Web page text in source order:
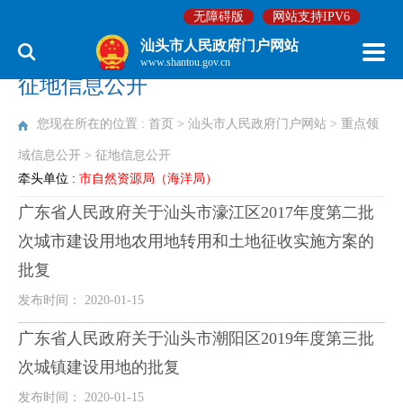
无障碍版 网站支持IPV6
汕头市人民政府门户网站
www.shantou.gov.cn
征地信息公开
您现在所在的位置 : 首页 > 汕头市人民政府门户网站 > 重点领
域信息公开 > 征地信息公开
牵头单位 : 市自然资源局（海洋局）
广东省人民政府关于汕头市濠江区2017年度第二批
次城市建设用地农用地转用和土地征收实施方案的
批复
发布时间： 2020-01-15
广东省人民政府关于汕头市潮阳区2019年度第三批
次城镇建设用地的批复
发布时间： 2020-01-15